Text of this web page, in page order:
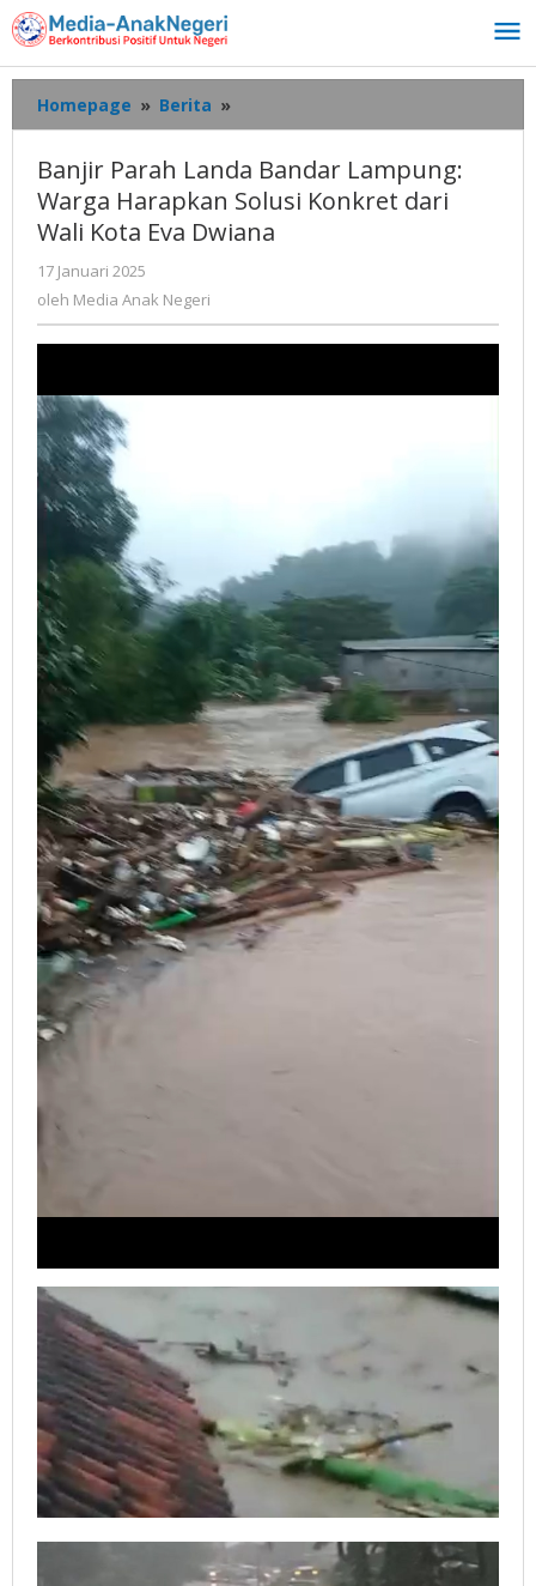
Lewati
ke
konten
Homepage » Berita »
Parah
Bandar
Lampung:
Warga
dari
Banjir Parah Landa Bandar Lampung:
Warga Harapkan Solusi Konkret dari
Wali Kota Eva Dwiana
17 Januari 2025
Media
Anak
oleh Media Anak Negeri